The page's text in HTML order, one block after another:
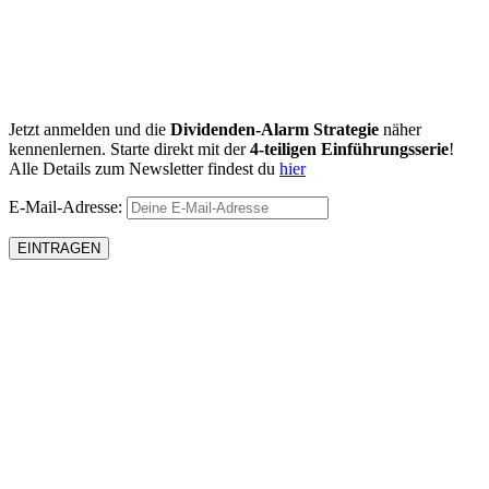
Jetzt anmelden und die Dividenden-Alarm Strategie näher
kennenlernen. Starte direkt mit der4-teiligen Einführungsserie!
Alle Details zum Newsletter findest du hier
E-Mail-Adresse: